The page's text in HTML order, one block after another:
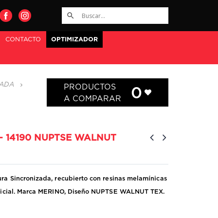
CONTACTO OPTIMIZADOR
PRODUCTOS
A COMPARAR
0
14190 NUPTSE WALNUT
Sincronizada, recubierto con resinas melamínicas
Marca MERINO, Diseño NUPTSE WALNUT TEX.